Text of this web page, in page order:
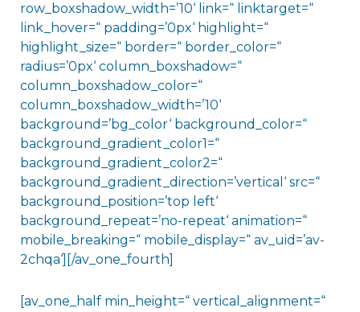
row_boxshadow_width=’10‘ link=“ linktarget=“
link_hover=“ padding=’0px‘ highlight=“
highlight_size=“ border=“ border_color=“
radius=’0px‘ column_boxshadow=“
column_boxshadow_color=“
column_boxshadow_width=’10‘
background=’bg_color‘ background_color=“
background_gradient_color1=“
background_gradient_color2=“
background_gradient_direction=’vertical‘ src=“
background_position=’top left‘
background_repeat=’no-repeat‘ animation=“
mobile_breaking=“ mobile_display=“ av_uid=’av-
2chqa‘][/av_one_fourth]
[av_one_half min_height=“ vertical_alignment=“